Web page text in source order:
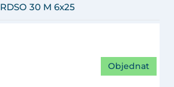
RDSO 30 M 6x25
Objednat